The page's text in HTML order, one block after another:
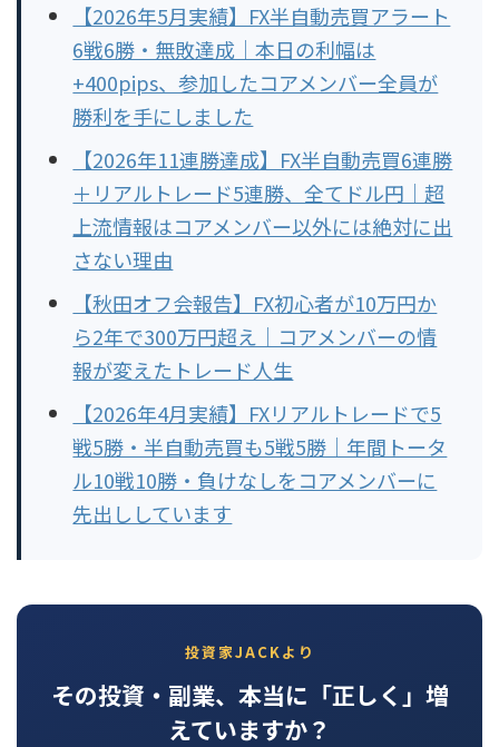
【2026年5月実績】FX半自動売買アラート
6戦6勝・無敗達成｜本日の利幅は
+400pips、参加したコアメンバー全員が
勝利を手にしました
【2026年11連勝達成】FX半自動売買6連勝
＋リアルトレード5連勝、全てドル円｜超
上流情報はコアメンバー以外には絶対に出
さない理由
【秋田オフ会報告】FX初心者が10万円か
ら2年で300万円超え｜コアメンバーの情
報が変えたトレード人生
【2026年4月実績】FXリアルトレードで5
戦5勝・半自動売買も5戦5勝｜年間トータ
ル10戦10勝・負けなしをコアメンバーに
先出ししています
投資家JACKより
その投資・副業、本当に「正しく」増
えていますか？